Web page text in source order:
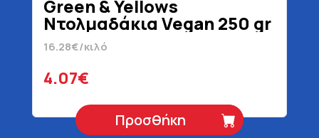
Green & Yellows
Ντολμαδάκια Vegan 250 gr
16.28€/κιλό
4.07€
Προσθήκη